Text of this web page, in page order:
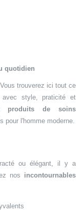
quotidien
trouverez ici tout ce
style, praticité et
produits de soins
pour l'homme moderne.
ou élégant, il y a
nos incontournables